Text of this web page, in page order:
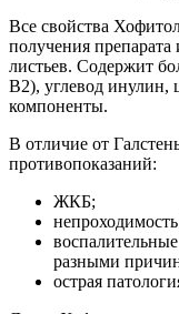
Все свойства
получения препарата
листьев. Содержит
В2), углевод инулин,
компоненты.
В отличие от
противопоказаний:
ЖКБ;
разными
острая